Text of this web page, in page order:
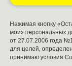
Нажимая кнопку
моих персональных
от 27.07.2006 года
для целей,
принимаю условия